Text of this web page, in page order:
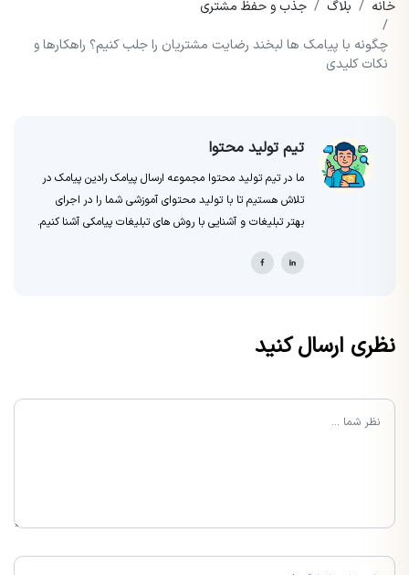
خانه بلاگ
جذب و حفظ مشتری
چگونه با پیامک ها لبخند رضایت مشتریان را جلب کنیم؟ راهکارها و
نکات کلیدی
تیم تولید محتوا
ما در تیم تولید محتوا مجموعه ارسال پیامک رادین پیامک در
تلاش هستیم تا با تولید محتوای آموزشی شما را در اجرای
بهتر تبلیغات و آشنایی با روش های تبلیغات پیامکی آشنا کنیم.
نظری ارسال کنید